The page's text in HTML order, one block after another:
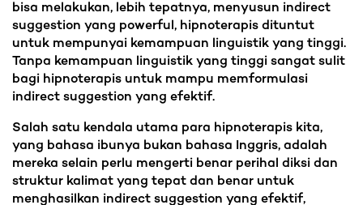
bisa melakukan, lebih tepatnya, menyusun indirect
suggestion yang powerful, hipnoterapis dituntut
untuk mempunyai kemampuan linguistik yang tinggi.
Tanpa kemampuan linguistik yang tinggi sangat sulit
bagi hipnoterapis untuk mampu memformulasi
indirect suggestion yang efektif.
Salah satu kendala utama para hipnoterapis kita,
yang bahasa ibunya bukan bahasa Inggris, adalah
mereka selain perlu mengerti benar perihal diksi dan
struktur kalimat yang tepat dan benar untuk
menghasilkan indirect suggestion yang efektif,